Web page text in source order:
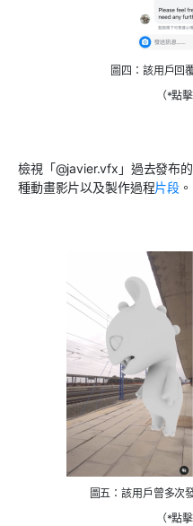
圖四：該用戶回
（*點
檢視「@javier.vfx 」過去發布
種動畫影片以及製作過程片段 。
圖五：該用戶曾多次
（*點